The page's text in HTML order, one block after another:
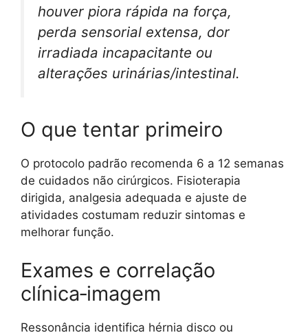
houver piora rápida na força,
perda sensorial extensa, dor
irradiada incapacitante ou
alterações urinárias/intestinal.
O que tentar primeiro
O protocolo padrão recomenda 6 a 12 semanas
de cuidados não cirúrgicos. Fisioterapia
dirigida, analgesia adequada e ajuste de
atividades costumam reduzir sintomas e
melhorar função.
Exames e correlação
clínica‑imagem
Ressonância identifica hérnia disco ou